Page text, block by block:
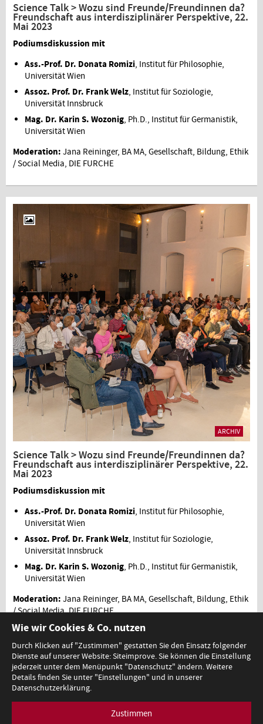
Science Talk > Wozu sind Freunde/Freundinnen da?
Freundschaft aus interdisziplinärer Perspektive, 22.
Mai 2023
Podiumsdiskussion mit
Ass.-Prof. Dr. Donata Romizi, Institut für Philosophie,
Universität Wien
Assoz. Prof. Dr. Frank Welz, Institut für Soziologie,
Universität Innsbruck
Mag. Dr. Karin S. Wozonig, Ph.D., Institut für Germanistik,
Universität Wien
Moderation: Jana Reininger, BA MA, Gesellschaft, Bildung, Ethik
/ Social Media, DIE FURCHE
ARCHIV
Science Talk > Wozu sind Freunde/Freundinnen da?
Freundschaft aus interdisziplinärer Perspektive, 22.
Mai 2023
Podiumsdiskussion mit
Ass.-Prof. Dr. Donata Romizi, Institut für Philosophie,
Universität Wien
Assoz. Prof. Dr. Frank Welz, Institut für Soziologie,
Universität Innsbruck
Mag. Dr. Karin S. Wozonig, Ph.D., Institut für Germanistik,
Universität Wien
Moderation: Jana Reininger, BA MA, Gesellschaft, Bildung, Ethik
/ Social Media, DIE FURCHE
1
Wie wir Cookies & Co. nutzen
Durch Klicken auf "Zustimmen" gestatten Sie den Einsatz folgender
Dienste auf unserer Website: Siteimprove. Sie können die Einstellung
jederzeit unter dem Menüpunkt "Datenschutz" ändern. Weitere
Details finden Sie unter "Einstellungen" und in unserer
Datenschutzerklärung.
Zustimmen